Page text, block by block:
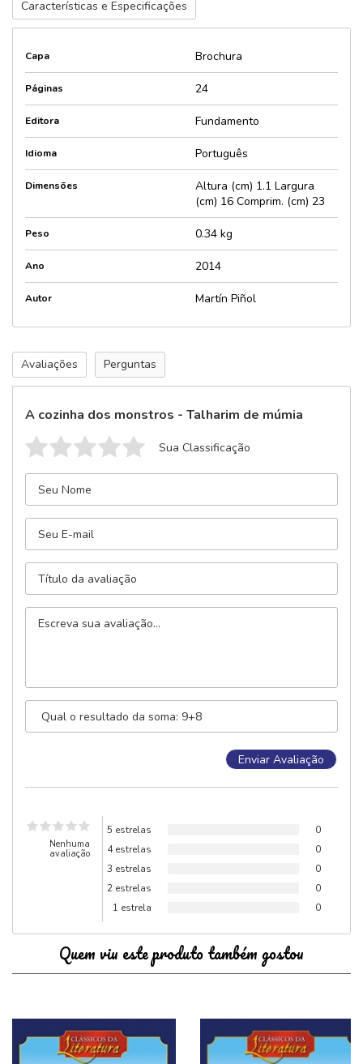
Características e Especificações
Capa Brochura
Páginas 24
Editora Fundamento
Idioma Português
Dimensões
Altura (cm) 1.1 Largura
(cm) 16 Comprim. (cm) 23
Peso 0.34 kg
Ano 2014
Autor Martín Piñol
Avaliações Perguntas
A cozinha dos monstros - Talharim de múmia
Sua Classificação
Nenhuma
avaliação
5 estrelas
0
4 estrelas
0
3 estrelas
0
2 estrelas
0
1 estrela
0
Quem viu este produto também gostou